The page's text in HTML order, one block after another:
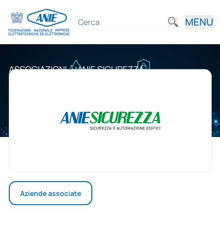
MENU
ASSOCIAZIONI >ANIE SICUREZZA
Aziende associate